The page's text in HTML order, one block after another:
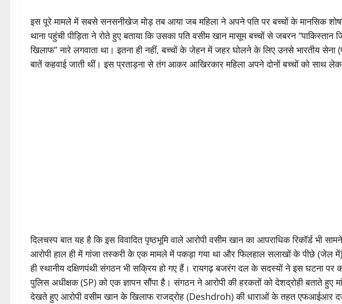
इस पूरे मामले में सबसे सनसनीखेज मोड़ तब आया जब महिला ने अपने पति पर बच्चों के मानसिक
थाना पहुंची पीड़िता ने रोते हुए बताया कि उसका पति वसीम खान मासूम बच्चों से जबरन “पाकिस्तान
खिलाफ” नारे लगवाता था। इतना ही नहीं, बच्चों के जेहन में जहर घोलने के लिए उनसे भारतीय
बातें कहवाई जाती थीं। इस प्रताड़ना से तंग आकर आखिरकार महिला अपने दोनों बच्चों को साथ
दिलचस्प बात यह है कि इस विवादित पृष्ठभूमि वाले आरोपी वसीम खान का आपराधिक रिकॉर्ड भी
आरोपी हाल ही में गांजा तस्करी के एक मामले में पकड़ा गया था और फिलहाल सलाखों के पीछे (जेल
ही स्थानीय दक्षिणपंथी संगठन भी सक्रिय हो गए हैं। रायगढ़ बजरंग दल के सदस्यों ने इस घटना
पुलिस अधीक्षक (SP) को एक ज्ञापन सौंपा है। संगठन ने आरोपी की हरकतों को देशद्रोही बताते हुए
देखते हुए आरोपी वसीम खान के खिलाफ राजद्रोह (Deshdroh) की धाराओं के तहत एफआईआर